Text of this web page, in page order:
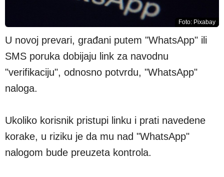
Foto: Pixabay
U novoj prevari, građani putem "WhatsApp" ili
SMS poruka dobijaju link za navodnu
"verifikaciju", odnosno potvrdu, "WhatsApp"
naloga.
Ukoliko korisnik pristupi linku i prati navedene
korake, u riziku je da mu nad "WhatsApp"
nalogom bude preuzeta kontrola.